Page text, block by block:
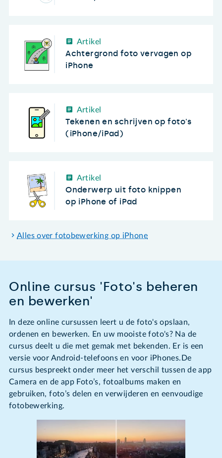
Artikel
Achtergrond foto vervagen op
iPhone
Artikel
Tekenen en schrijven op foto's
(iPhone/iPad)
Artikel
Onderwerp uit foto knippen
op iPhone of iPad
Alles over fotobewerking op iPhone
Online cursus 'Foto's beheren
en bewerken'
In deze online cursussen leert u de foto's opslaan,
ordenen en bewerken. En uw mooiste foto's? Na de
cursus deelt u die met gemak met bekenden. Er is een
versie voor Android-telefoons en voor iPhones.De
cursus bespreekt onder meer het verschil tussen de app
Camera en de app Foto’s, fotoalbums maken en
gebruiken, foto’s delen en verwijderen en eenvoudige
fotobewerking.